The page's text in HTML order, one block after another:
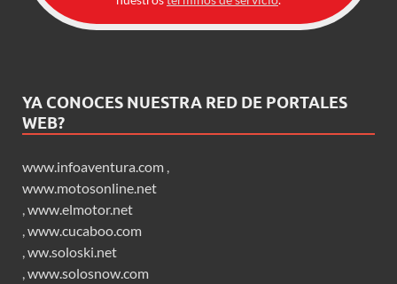
YA CONOCES NUESTRA RED DE PORTALES
WEB?
www.infoaventura.com ,
www.motosonline.net
,www.elmotor.net
,www.cucaboo.com
,ww.soloski.net
,www.solosnow.com